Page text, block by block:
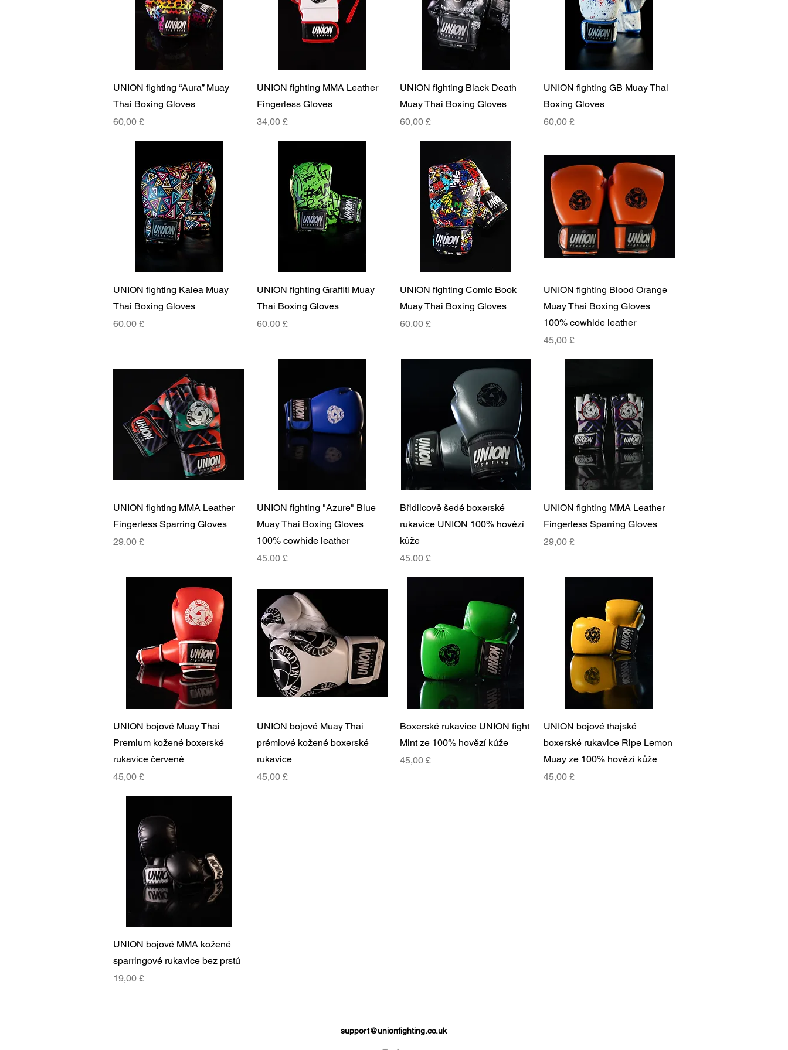
Rychlý náhled
UNION fighting “Aura” Muay
Thai Boxing Gloves
Cena
60,00 £
Rychlý náhled
UNION fighting MMA Leather
Fingerless Gloves
Cena
34,00 £
Rychlý náhled
UNION fighting Black Death
Muay Thai Boxing Gloves
Cena
60,00 £
Rychlý náhled
UNION fighting GB Muay Thai
Boxing Gloves
Cena
60,00 £
Rychlý náhled
UNION fighting Kalea Muay
Thai Boxing Gloves
Cena
60,00 £
Rychlý náhled
UNION fighting Graffiti Muay
Thai Boxing Gloves
Cena
60,00 £
Rychlý náhled
UNION fighting Comic Book
Muay Thai Boxing Gloves
Cena
60,00 £
Rychlý náhled
UNION fighting Blood Orange
Muay Thai Boxing Gloves
100% cowhide leather
Cena
45,00 £
Rychlý náhled
UNION fighting MMA Leather
Fingerless Sparring Gloves
Cena
29,00 £
Rychlý náhled
UNION fighting "Azure" Blue
Muay Thai Boxing Gloves
100% cowhide leather
Cena
45,00 £
Rychlý náhled
Břidlicově šedé boxerské
rukavice UNION 100% hovězí
kůže
Cena
45,00 £
Rychlý náhled
UNION fighting MMA Leather
Fingerless Sparring Gloves
Cena
29,00 £
Rychlý náhled
UNION bojové Muay Thai
Premium kožené boxerské
rukavice červené
Cena
45,00 £
Rychlý náhled
UNION bojové Muay Thai
prémiové kožené boxerské
rukavice
Cena
45,00 £
Rychlý náhled
Boxerské rukavice UNION fight
Mint ze 100% hovězí kůže
Cena
45,00 £
Rychlý náhled
UNION bojové thajské
boxerské rukavice Ripe Lemon
Muay ze 100% hovězí kůže
Cena
45,00 £
Rychlý náhled
UNION bojové MMA kožené
sparringové rukavice bez prstů
Cena
19,00 £
support@unionfighting.co.uk